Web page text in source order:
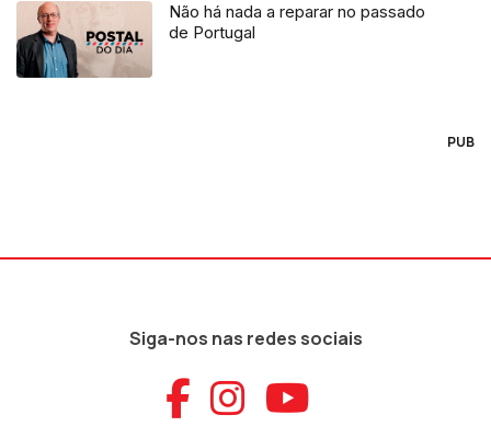
Não há nada a reparar no passado
de Portugal
PUB
Siga-nos nas redes sociais
Aceder ao
Aceder ao
Aceder